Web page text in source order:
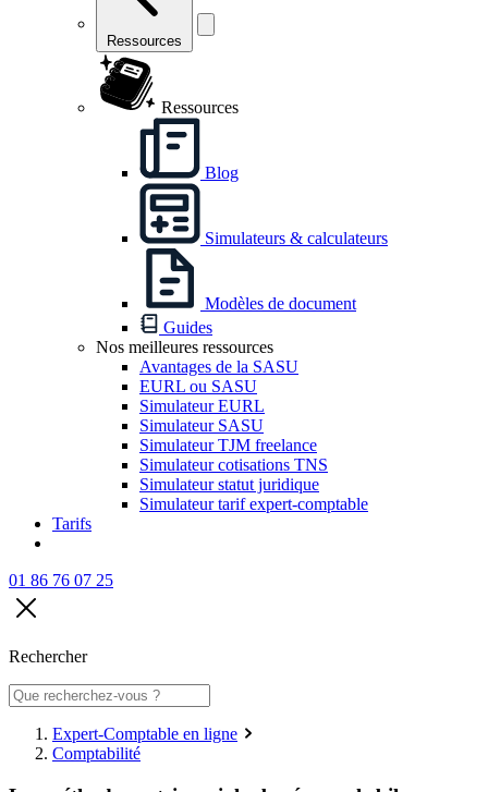
Ressources
Ressources
Blog
Simulateurs & calculateurs
Modèles de document
Guides
Nos meilleures ressources
Avantages de la SASU
EURL ou SASU
Simulateur EURL
Simulateur SASU
Simulateur TJM freelance
Simulateur cotisations TNS
Simulateur statut juridique
Simulateur tarif expert-comptable
Tarifs
01 86 76 07 25
Rechercher
Expert-Comptable en ligne
Comptabilité